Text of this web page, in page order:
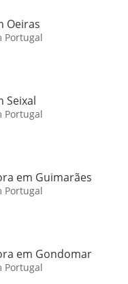
Oeiras
Portugal
Seixal
Portugal
em Guimarães
Portugal
em Gondomar
Portugal